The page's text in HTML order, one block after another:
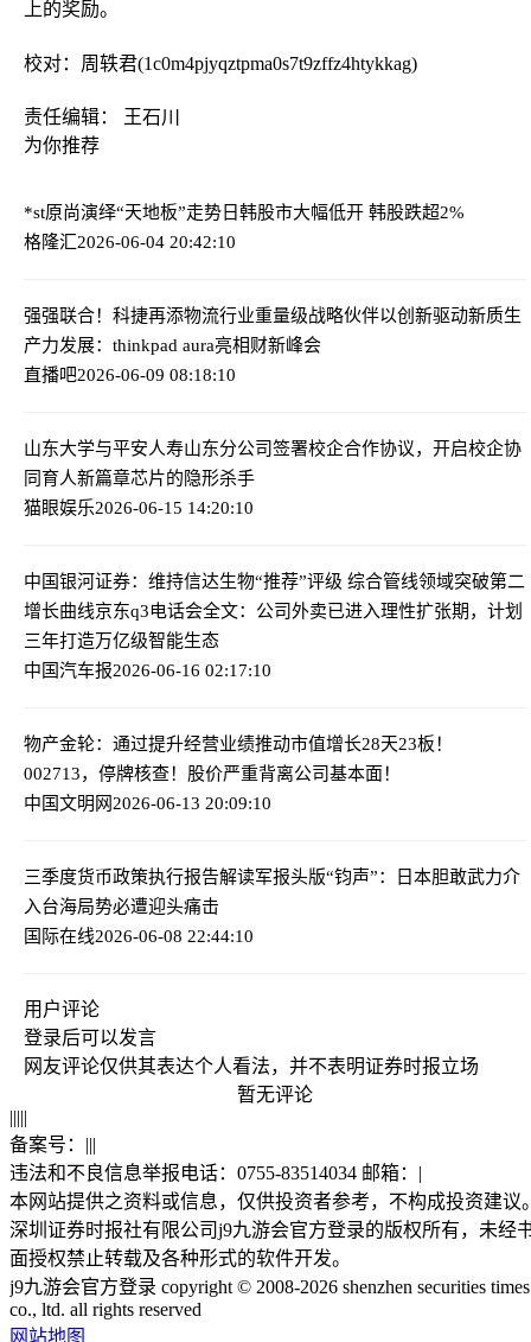
上的奖励。
校对：周轶君(1c0m4pjyqztpma0s7t9zffz4htykkag)
责任编辑： 王石川
为你推荐
*st原尚演绎“天地板”走势日韩股市大幅低开 韩股跌超2%
格隆汇2026-06-04 20:42:10
强强联合！科捷再添物流行业重量级战略伙伴以创新驱动新质生
产力发展：thinkpad aura亮相财新峰会
直播吧2026-06-09 08:18:10
山东大学与平安人寿山东分公司签署校企合作协议，开启校企协
同育人新篇章芯片的隐形杀手
猫眼娱乐2026-06-15 14:20:10
中国银河证券：维持信达生物“推荐”评级 综合管线领域突破第二
增长曲线京东q3电话会全文：公司外卖已进入理性扩张期，计划
三年打造万亿级智能生态
中国汽车报2026-06-16 02:17:10
物产金轮：通过提升经营业绩推动市值增长28天23板！
002713，停牌核查！股价严重背离公司基本面！
中国文明网2026-06-13 20:09:10
三季度货币政策执行报告解读军报头版“钧声”：日本胆敢武力介
入台海局势必遭迎头痛击
国际在线2026-06-08 22:44:10
用户评论
登录后可以发言
网友评论仅供其表达个人看法，并不表明证券时报立场
暂无评论
|||||
备案号： |||
违法和不良信息举报电话：0755-83514034 邮箱： |
本网站提供之资料或信息，仅供投资者参考，不构成投资建议
深圳证券时报社有限公司j9九游会官方登录的版权所有，未经
面授权禁止转载及各种形式的软件开发。
j9九游会官方登录 copyright © 2008-2026 shenzhen securities times
co., ltd. all rights reserved
网站地图